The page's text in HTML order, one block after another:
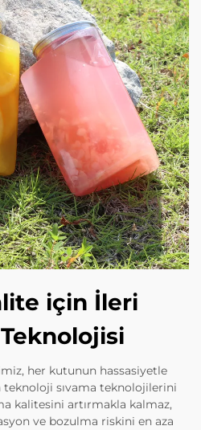
için İleri
Teknolojisi
her kutunun hassasiyetle
teknoloji sıvama teknolojilerini
kalitesini artırmakla kalmaz,
ve bozulma riskini en aza